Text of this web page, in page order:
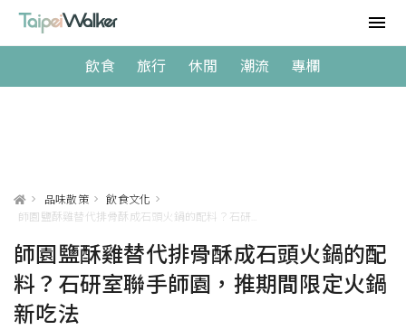
飲食 旅行 休閒 潮流 專欄
> 品味散策 > 飲食文化 >
師園鹽酥雞替代排骨酥成石頭火鍋的配
料？石研室聯手師園，推期間限定火鍋
新吃法